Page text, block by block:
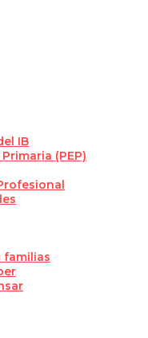
IB
(PEP)
familias